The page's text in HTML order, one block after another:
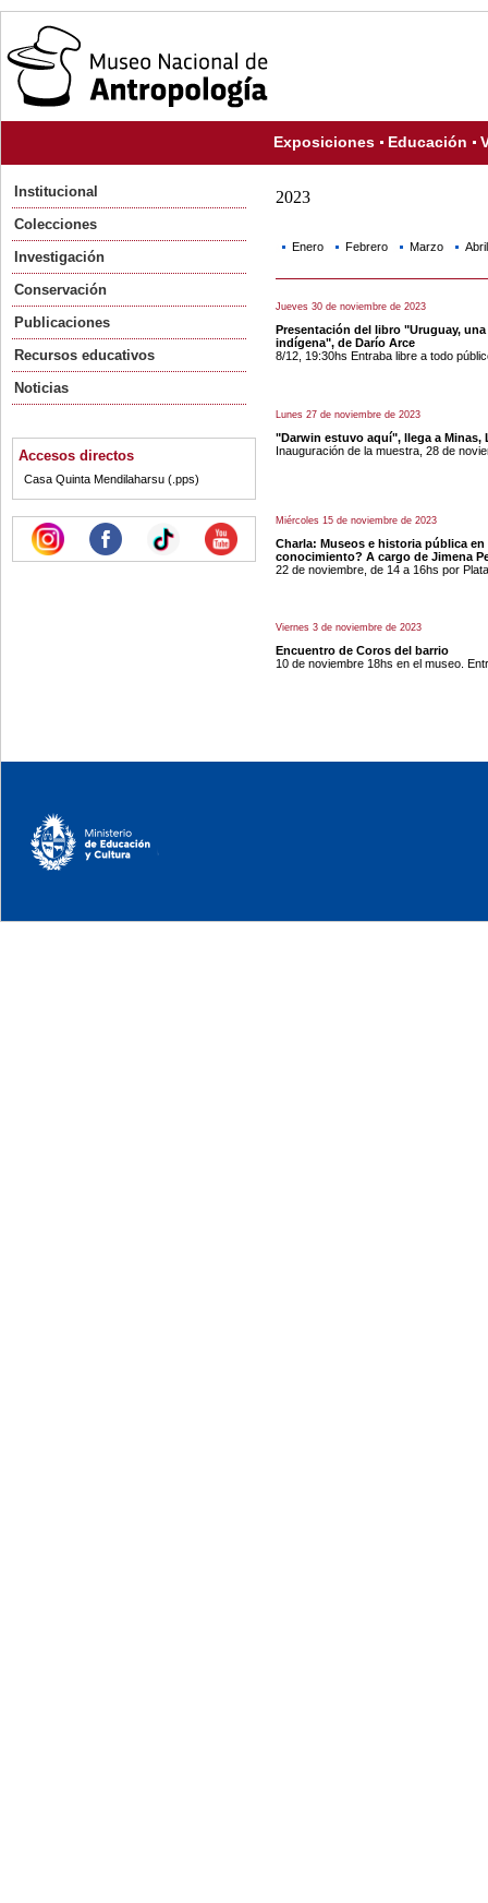
Exposiciones Educación
Institucional
Colecciones
Investigación
Conservación
Publicaciones
Recursos educativos
Noticias
Accesos directos
Casa Quinta Mendilaharsu (.pps)
2023
Enero Febrero Marzo Abril
Jueves 30 de noviembre de 2023
Presentación del libro "Uruguay,
indígena", de Darío Arce
8/12, 19:30hs Entraba libre a todo
Lunes 27 de noviembre de 2023
"Darwin estuvo aquí", llega a Minas,
Inauguración de la muestra, 28 de
Miércoles 15 de noviembre de 2023
Charla: Museos e historia pública
conocimiento? A cargo de Jimena
22 de noviembre, de 14 a 16hs por
Viernes 3 de noviembre de 2023
Encuentro de Coros del barrio
10 de noviembre 18hs en el museo.